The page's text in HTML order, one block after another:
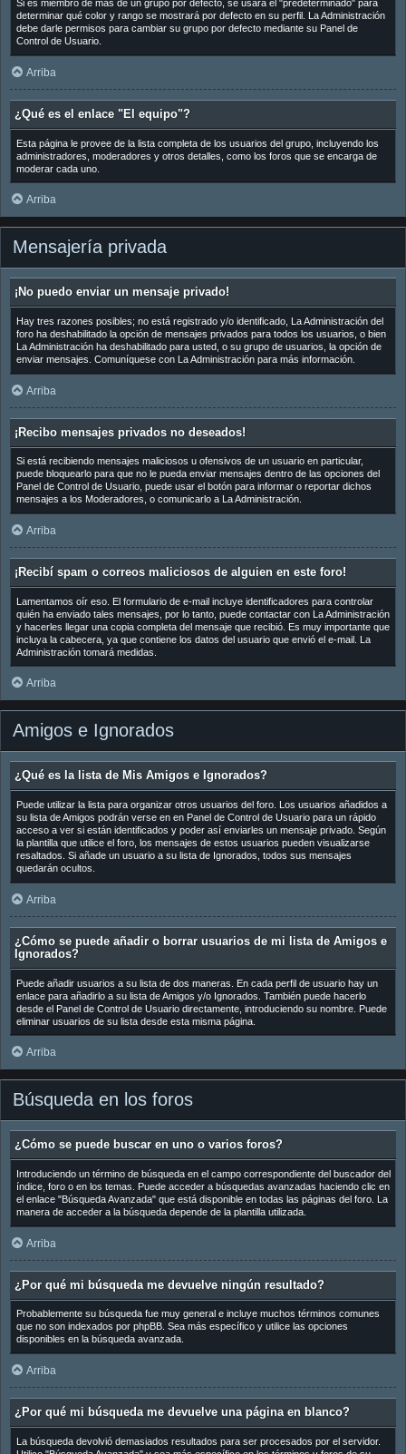
Si es miembro de más de un grupo por defecto, se usará el "predeterminado" para
determinar qué color y rango se mostrará por defecto en su perfil. La Administración
debe darle permisos para cambiar su grupo por defecto mediante su Panel de
Control de Usuario.
Arriba
¿Qué es el enlace "El equipo"?
Esta página le provee de la lista completa de los usuarios del grupo, incluyendo los
administradores, moderadores y otros detalles, como los foros que se encarga de
moderar cada uno.
Arriba
Mensajería privada
¡No puedo enviar un mensaje privado!
Hay tres razones posibles; no está registrado y/o identificado, La Administración del
foro ha deshabilitado la opción de mensajes privados para todos los usuarios, o bien
La Administración ha deshabilitado para usted, o su grupo de usuarios, la opción de
enviar mensajes. Comuníquese con La Administración para más información.
Arriba
¡Recibo mensajes privados no deseados!
Si está recibiendo mensajes maliciosos u ofensivos de un usuario en particular,
puede bloquearlo para que no le pueda enviar mensajes dentro de las opciones del
Panel de Control de Usuario, puede usar el botón para informar o reportar dichos
mensajes a los Moderadores, o comunicarlo a La Administración.
Arriba
¡Recibí spam o correos maliciosos de alguien en este foro!
Lamentamos oír eso. El formulario de e-mail incluye identificadores para controlar
quién ha enviado tales mensajes, por lo tanto, puede contactar con La Administración
y hacerles llegar una copia completa del mensaje que recibió. Es muy importante que
incluya la cabecera, ya que contiene los datos del usuario que envió el e-mail. La
Administración tomará medidas.
Arriba
Amigos e Ignorados
¿Qué es la lista de Mis Amigos e Ignorados?
Puede utilizar la lista para organizar otros usuarios del foro. Los usuarios añadidos a
su lista de Amigos podrán verse en en Panel de Control de Usuario para un rápido
acceso a ver si están identificados y poder así enviarles un mensaje privado. Según
la plantilla que utilice el foro, los mensajes de estos usuarios pueden visualizarse
resaltados. Si añade un usuario a su lista de Ignorados, todos sus mensajes
quedarán ocultos.
Arriba
¿Cómo se puede añadir o borrar usuarios de mi lista de Amigos e
Ignorados?
Puede añadir usuarios a su lista de dos maneras. En cada perfil de usuario hay un
enlace para añadirlo a su lista de Amigos y/o Ignorados. También puede hacerlo
desde el Panel de Control de Usuario directamente, introduciendo su nombre. Puede
eliminar usuarios de su lista desde esta misma página.
Arriba
Búsqueda en los foros
¿Cómo se puede buscar en uno o varios foros?
Introduciendo un término de búsqueda en el campo correspondiente del buscador del
índice, foro o en los temas. Puede acceder a búsquedas avanzadas haciendo clic en
el enlace "Búsqueda Avanzada" que está disponible en todas las páginas del foro. La
manera de acceder a la búsqueda depende de la plantilla utilizada.
Arriba
¿Por qué mi búsqueda me devuelve ningún resultado?
Probablemente su búsqueda fue muy general e incluye muchos términos comunes
que no son indexados por phpBB. Sea más específico y utilice las opciones
disponibles en la búsqueda avanzada.
Arriba
¿Por qué mi búsqueda me devuelve una página en blanco?
La búsqueda devolvió demasiados resultados para ser procesados por el servidor.